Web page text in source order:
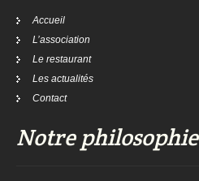
Accueil
L’association
Le restaurant
Les actualités
Contact
Notre philosophie